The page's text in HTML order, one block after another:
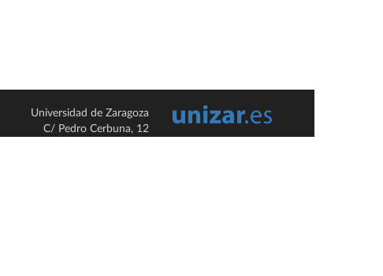
Universidad de Zaragoza
C/ Pedro Cerbuna, 12